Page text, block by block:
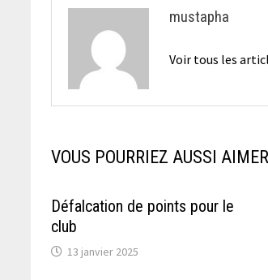
mustapha
Voir tous les
VOUS POURRIEZ AUSSI AIMER
Défalcation de points pour le
club
13 janvier 2025